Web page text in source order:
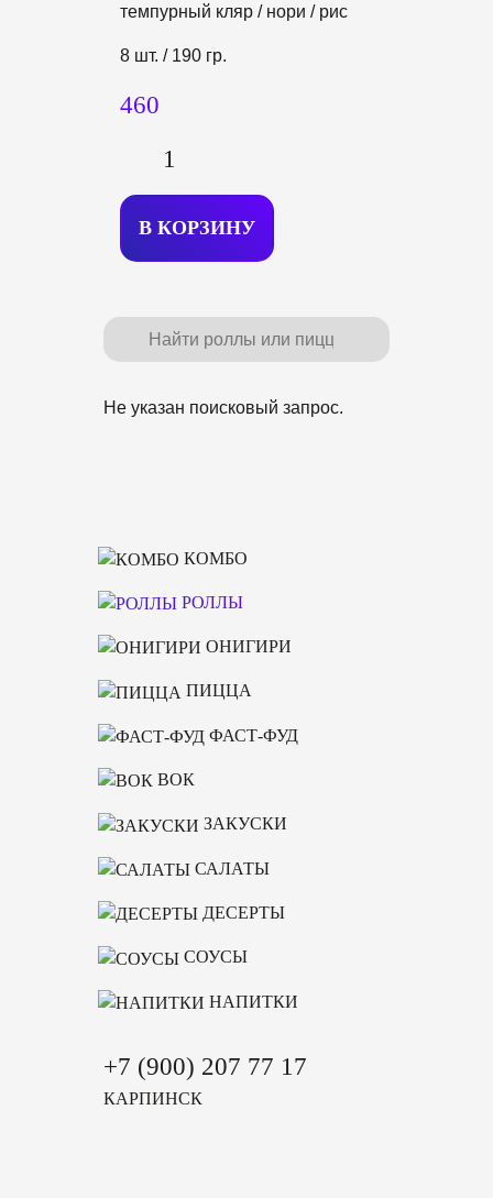
темпурный кляр / нори / рис
8 шт. / 190 гр.
460
В КОРЗИНУ
Не указан поисковый запрос.
КОМБО
РОЛЛЫ
ОНИГИРИ
ПИЦЦА
ФАСТ-ФУД
ВОК
ЗАКУСКИ
САЛАТЫ
ДЕСЕРТЫ
СОУСЫ
НАПИТКИ
+7 (900) 207 77 17
КАРПИНСК